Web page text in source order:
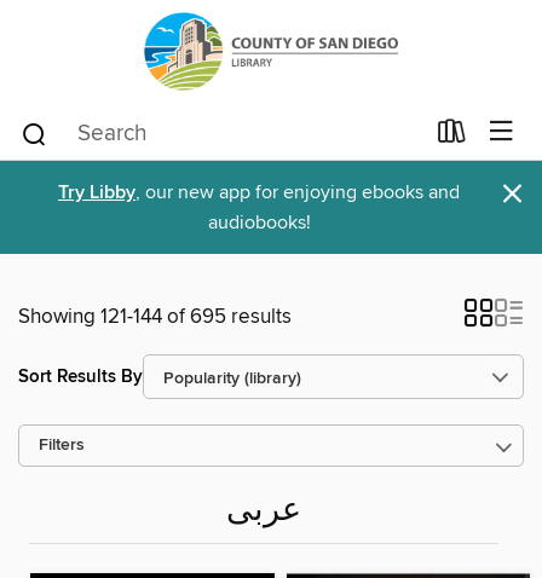
Try Libby, our new app for enjoying ebooks and
audiobooks!
×
Showing 121-144 of 695 results
Sort Results By
Filters
عربى